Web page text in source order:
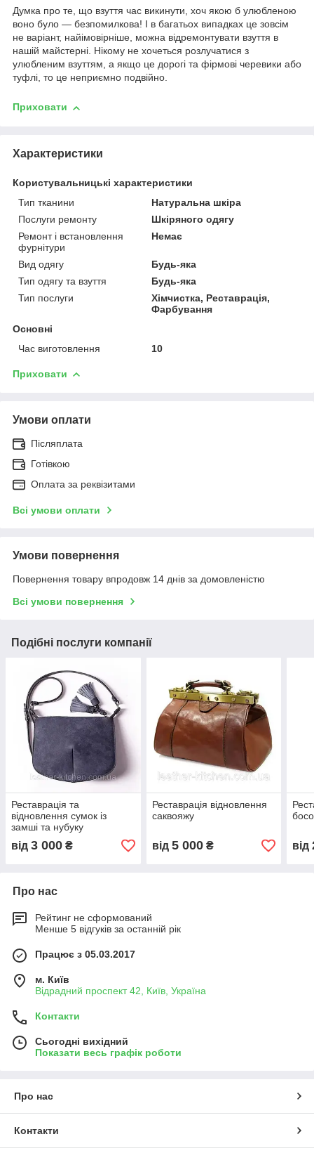
Думка про те, що взуття час викинути, хоч якою б улюбленою
воно було — безпомилкова! І в багатьох випадках це зовсім
не варіант, найімовірніше, можна відремонтувати взуття в
нашій майстерні. Нікому не хочеться розлучатися з
улюбленим взуттям, а якщо це дорогі та фірмові черевики або
туфлі, то це неприємно подвійно.
Приховати
Характеристики
Користувальницькі характеристики
Тип тканини
Натуральна шкіра
Послуги ремонту
Шкіряного одягу
Ремонт і встановлення
фурнітури
Немає
Вид одягу
Будь-яка
Тип одягу та взуття
Будь-яка
Тип послуги
Хімчистка, Реставрація,
Фарбування
Основні
Час виготовлення
10
Приховати
Умови оплати
Післяплата
Готівкою
Оплата за реквізитами
Всі умови оплати
Умови повернення
Повернення товару впродовж 14 днів за домовленістю
Всі умови повернення
Подібні послуги компанії
Реставрація та
відновлення сумок із
замші та нубуку
від 3 000 ₴
Реставрація відновлення
саквояжу
від 5 000₴ від
Про нас
Рейтинг не сформований
Менше 5 відгуків за останній рік
Працює з 05.03.2017
м. Київ
Відрадний проспект 42, Київ, Україна
Контакти
Сьогодні вихідний
Показати весь графік роботи
Про нас
Контакти